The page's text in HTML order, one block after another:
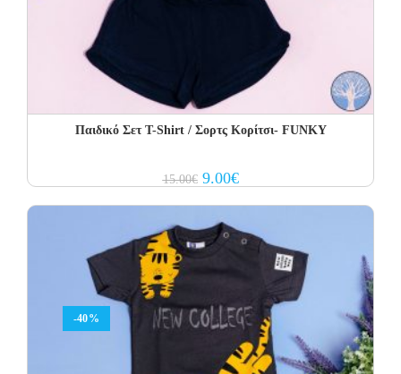
Παιδικό Σετ T-Shirt / Σορτς Κορίτσι- FUNKY
15.00€ Original
price
9.00€Current
price
-40%